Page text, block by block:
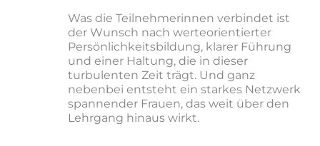
Was die Teilnehmerinnen verbindet ist
der Wunsch nach werteorientierter
Persönlichkeitsbildung, klarer Führung
und einer Haltung, die in dieser
turbulenten Zeit trägt. Und ganz
nebenbei entsteht ein starkes Netzwerk
spannender Frauen, das weit über den
Lehrgang hinaus wirkt.